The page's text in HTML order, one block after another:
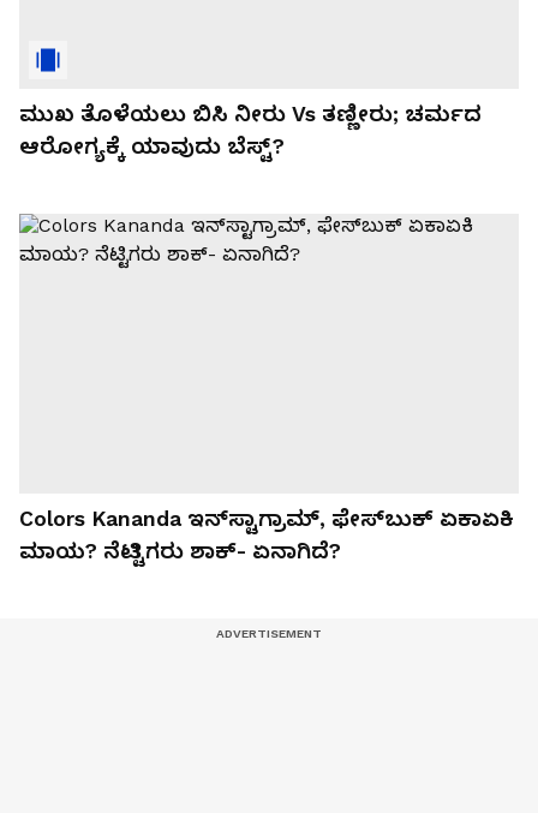
ಮುಖ ತೊಳೆಯಲು ಬಿಸಿ ನೀರು Vs ತಣ್ಣೀರು; ಚರ್ಮದ
ಆರೋಗ್ಯಕ್ಕೆ ಯಾವುದು ಬೆಸ್ಟ್?
Colors Kananda ಇನ್​ಸ್ಟಾಗ್ರಾಮ್​, ಫೇಸ್​ಬುಕ್​ ಏಕಾಏಕಿ
ಮಾಯ? ನೆಟ್ಟಿಗರು ಶಾಕ್​- ಏನಾಗಿದೆ?